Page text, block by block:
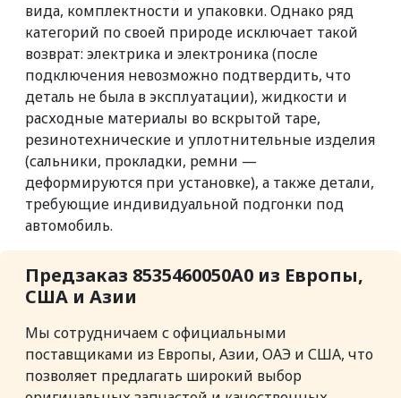
вида, комплектности и упаковки. Однако ряд
категорий по своей природе исключает такой
возврат: электрика и электроника (после
подключения невозможно подтвердить, что
деталь не была в эксплуатации), жидкости и
расходные материалы во вскрытой таре,
резинотехнические и уплотнительные изделия
(сальники, прокладки, ремни —
деформируются при установке), а также детали,
требующие индивидуальной подгонки под
автомобиль.
Предзаказ 8535460050A0 из Европы,
США и Азии
Мы сотрудничаем с официальными
поставщиками из Европы, Азии, ОАЭ и США, что
позволяет предлагать широкий выбор